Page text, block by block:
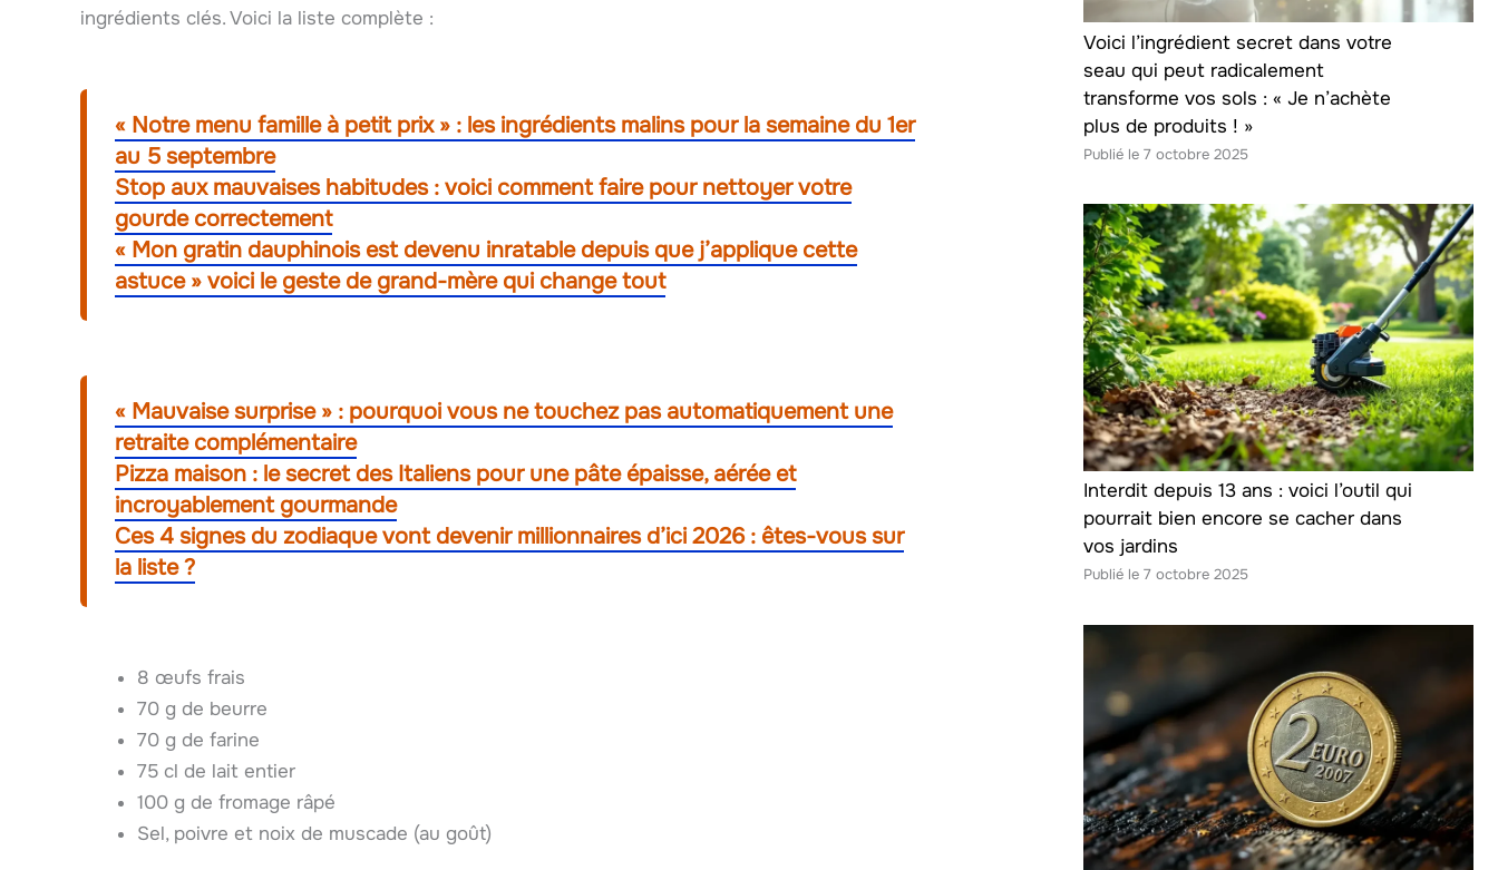
ingrédients clés. Voici la liste complète :
« Notre menu famille à petit prix » : les ingrédients malins pour la semaine du 1er
au 5 septembre
Stop aux mauvaises habitudes : voici comment faire pour nettoyer votre
gourde correctement
« Mon gratin dauphinois est devenu inratable depuis que j’applique cette
astuce » voici le geste de grand-mère qui change tout
« Mauvaise surprise » : pourquoi vous ne touchez pas automatiquement une
retraite complémentaire
Pizza maison : le secret des Italiens pour une pâte épaisse, aérée et
incroyablement gourmande
Ces 4 signes du zodiaque vont devenir millionnaires d’ici 2026 : êtes-vous sur
la liste ?
8 œufs frais
70 g de beurre
70 g de farine
75 cl de lait entier
100 g de fromage râpé
Sel, poivre et noix de muscade (au goût)
Voici l’ingrédient secret dans votre
seau qui peut radicalement
transforme vos sols : « Je n’achète
plus de produits ! »
7 octobre 2025
Interdit depuis 13 ans : voici l’outil qui
pourrait bien encore se cacher dans
vos jardins
7 octobre 2025